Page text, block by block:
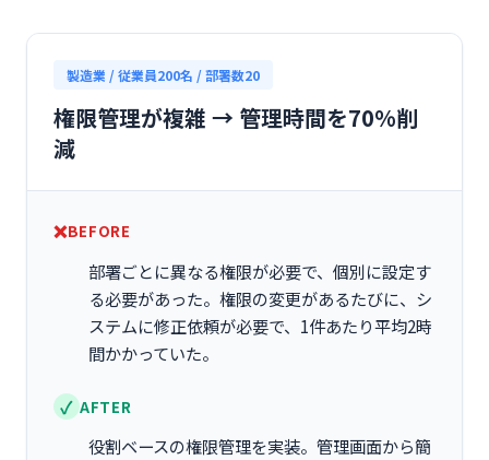
製造業 / 従業員200名 / 部署数20
権限管理が複雑 → 管理時間を70%削
減
BEFORE
部署ごとに異なる権限が必要で、個別に設定す
る必要があった。権限の変更があるたびに、シ
ステムに修正依頼が必要で、1件あたり平均2時
間かかっていた。
AFTER
役割ベースの権限管理を実装。管理画面から簡